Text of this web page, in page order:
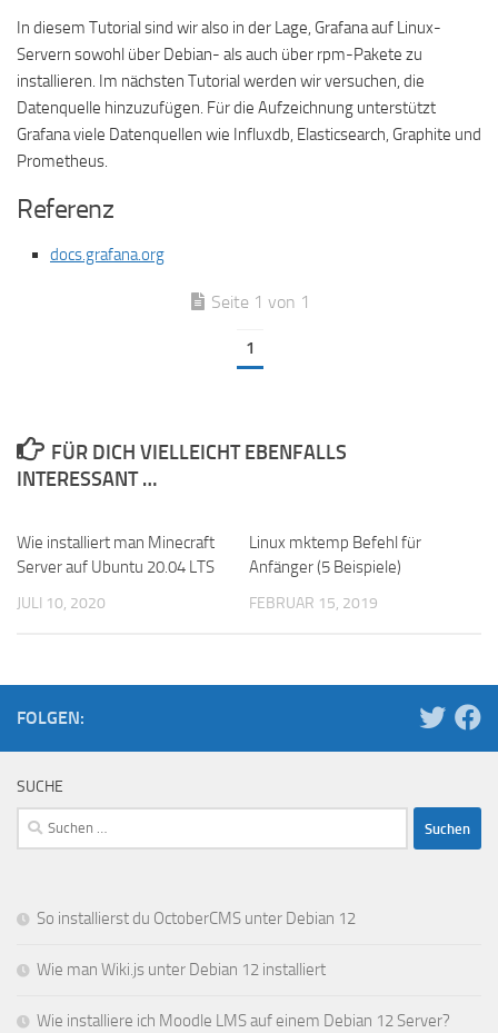
In diesem Tutorial sind wir also in der Lage, Grafana auf Linux-
Servern sowohl über Debian- als auch über rpm-Pakete zu
installieren. Im nächsten Tutorial werden wir versuchen, die
Datenquelle hinzuzufügen. Für die Aufzeichnung unterstützt
Grafana viele Datenquellen wie Influxdb, Elasticsearch, Graphite und
Prometheus.
Referenz
docs.grafana.org
Seite 1 von 1
1
FÜR DICH VIELLEICHT EBENFALLS
INTERESSANT …
Wie installiert man Minecraft
Server auf Ubuntu 20.04 LTS
JULI 10, 2020
Linux mktemp Befehl für
Anfänger (5 Beispiele)
FEBRUAR 15, 2019
FOLGEN:
SUCHE
Suchen
nach:
So installierst du OctoberCMS unter Debian 12
Wie man Wiki.js unter Debian 12 installiert
Wie installiere ich Moodle LMS auf einem Debian 12 Server?